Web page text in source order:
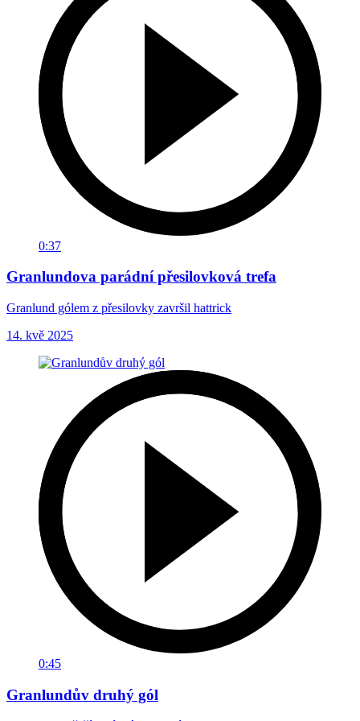
0:37
Granlundova parádní přesilovková trefa
Granlund gólem z přesilovky završil hattrick
14. kvě 2025
0:45
Granlundův druhý gól